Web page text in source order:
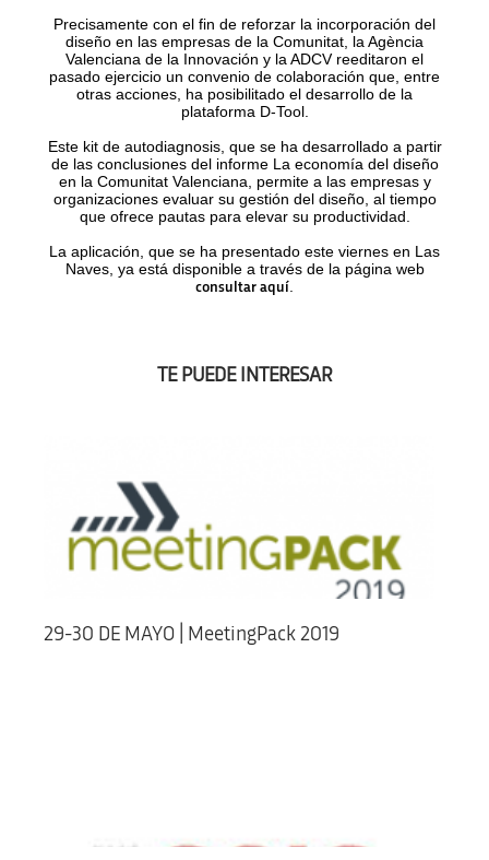
Precisamente con el fin de reforzar la incorporación del
diseño en las empresas de la Comunitat, la Agència
Valenciana de la Innovación y la ADCV reeditaron el
pasado ejercicio un convenio de colaboración que, entre
otras acciones, ha posibilitado el desarrollo de la
plataforma D-Tool.
Este kit de autodiagnosis, que se ha desarrollado a partir
de las conclusiones del informe La economía del diseño
en la Comunitat Valenciana, permite a las empresas y
organizaciones evaluar su gestión del diseño, al tiempo
que ofrece pautas para elevar su productividad.
La aplicación, que se ha presentado este viernes en Las
Naves, ya está disponible a través de la página web
consultar aquí.
TE PUEDE INTERESAR
29-30 DE MAYO | MeetingPack 2019